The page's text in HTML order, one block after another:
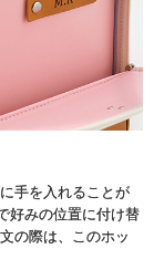
手を入れることが
好みの位置に付け替
の際は、このホッ